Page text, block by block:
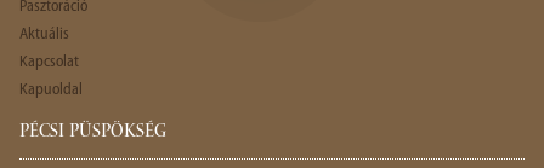
Pasztoráció
Aktuális
Kapcsolat
Kapuoldal
PÉCSI PÜSPÖKSÉG